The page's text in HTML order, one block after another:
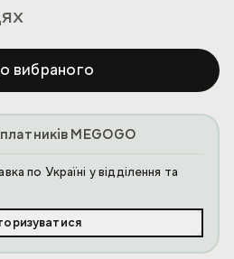
вибраного
MEGOGO
по Україні у відділення та